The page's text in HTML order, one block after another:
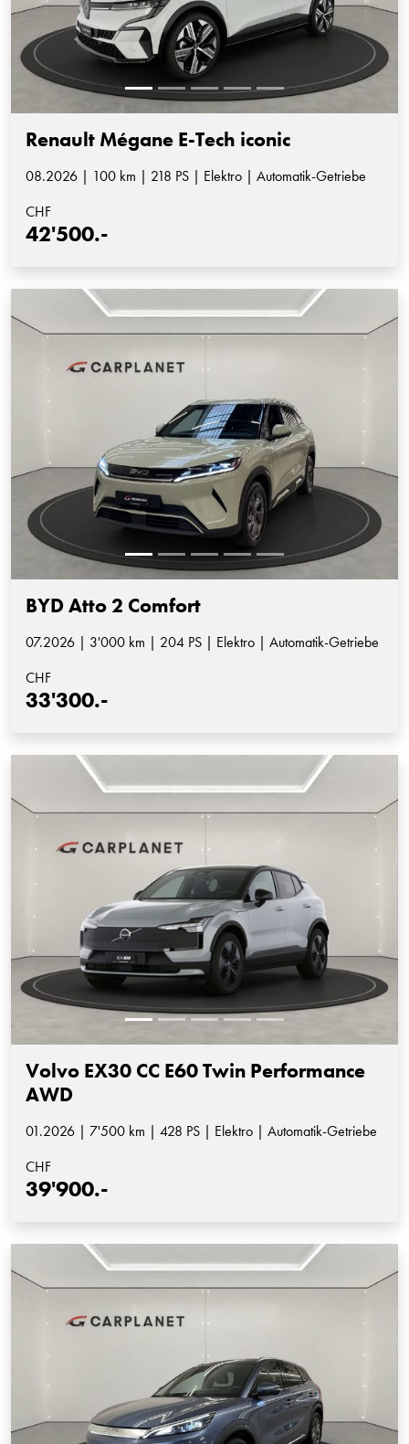
Renault Mégane E-Tech iconic
08.2026 | 100 km | 218 PS | Elektro | Automatik-Getriebe
CHF
42'500.-
BYD Atto 2 Comfort
07.2026 | 3'000 km | 204 PS | Elektro | Automatik-Getriebe
CHF
33'300.-
Volvo EX30 CC E60 Twin Performance
AWD
01.2026 | 7'500 km | 428 PS | Elektro | Automatik-Getriebe
CHF
39'900.-